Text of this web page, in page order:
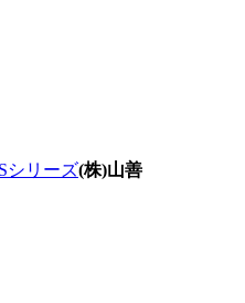
シリーズ(株)山善